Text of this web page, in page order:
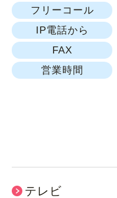
フリーコール
IP電話から
FAX
営業時間
テレビ